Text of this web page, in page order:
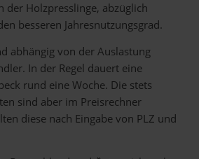
der Holzpresslinge, abzüglich
besseren Jahresnutzungsgrad.
abhängig von der Auslastung
In der Regel dauert eine
rund eine Woche. Die stets
sind aber im Preisrechner
diese nach Eingabe von PLZ und